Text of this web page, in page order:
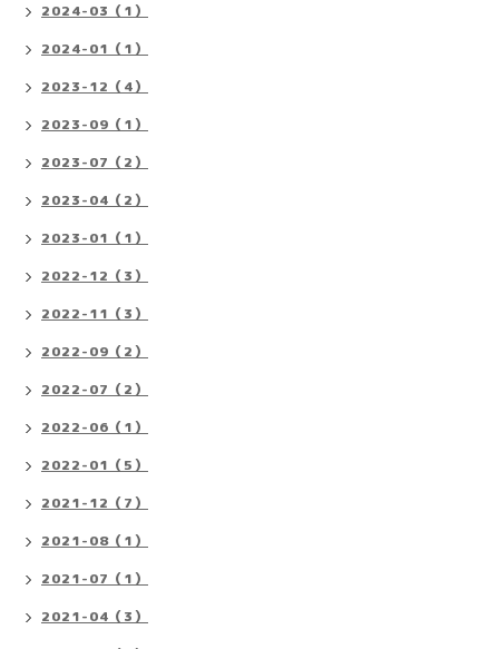
2024-03（1）
2024-01（1）
2023-12（4）
2023-09（1）
2023-07（2）
2023-04（2）
2023-01（1）
2022-12（3）
2022-11（3）
2022-09（2）
2022-07（2）
2022-06（1）
2022-01（5）
2021-12（7）
2021-08（1）
2021-07（1）
2021-04（3）